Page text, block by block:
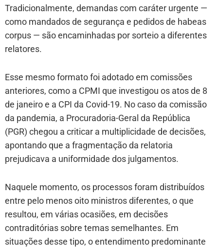
Tradicionalmente, demandas com caráter urgente —
como mandados de segurança e pedidos de habeas
corpus — são encaminhadas por sorteio a diferentes
relatores.
Esse mesmo formato foi adotado em comissões
anteriores, como a CPMI que investigou os atos de 8
de janeiro e a CPI da Covid-19. No caso da comissão
da pandemia, a Procuradoria-Geral da República
(PGR) chegou a criticar a multiplicidade de decisões,
apontando que a fragmentação da relatoria
prejudicava a uniformidade dos julgamentos.
Naquele momento, os processos foram distribuídos
entre pelo menos oito ministros diferentes, o que
resultou, em várias ocasiões, em decisões
contraditórias sobre temas semelhantes. Em
situações desse tipo, o entendimento predominante